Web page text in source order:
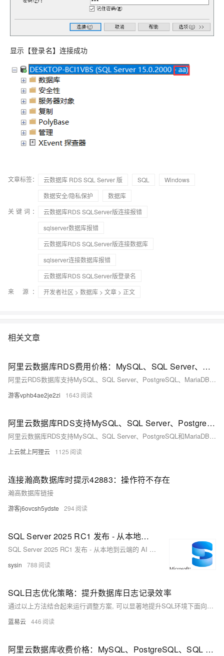
显示【登录名】连接成功
文章标签： 云数据库 RDS SQL Server 版 SQL
Windows
数据安全/隐私保护
数据库
关键词：
云数据库RDS SQLServer版连接报错
sqlserver数据库报错
云数据库RDS SQLServer版连接数据库
sqlserver连接数据库报错
云数据库RDS SQLServer版登录名
来 源：
开发者社区 > 数据库 > 文章 > 正文
相关文章
阿里云数据库RDS费用价格：MySQL、SQL Server、PostgreSQL和MariaDB引擎收费标准
阿里云RDS数据库支持MySQL、SQL Server、PostgreSQL、MariaDB，多种引擎优惠上线！MySQL倚天版88元/年，SQL Server 2核4G仅299元/年，PostgreSQL 227元/年起。高可用、可弹性伸缩，安全稳定。详情见官网活动页。
游客vphb4ae2je2zi 1643
阿里云数据库RDS支持MySQL、SQL Server、PostgreSQL和MariaDB引擎
阿里云数据库RDS支持MySQL、SQL Server、PostgreSQL和MariaDB引擎，提供高性价比、稳定安全的云数据库服务，适用于多种行业与业务场景。
上云就上阿狸云 1125
连接瀚高数据库时提示42883：操作符不存在
瀚高数据库链接
游客j6ovcsh5ydste 294
SQL Server 2025 RC1 发布 - 从本地到云端的 AI 就绪企业数据库
SQL Server 2025 RC1 发布 - 从本地到云端的 AI 就绪企业数据库
sysin 788
SQL日志优化策略：提升数据库日志记录效率
通过以上方法结合起来运行调整方案, 可以显著地提升SQL环境下面向各种搜索引擎服务平台所需要满足标准条件下之数据库登记作业流程综合表现; 同时还能确保系统稳健运行并满越用户体验预期目标.
蓝易云 446
阿里云数据库收费价格：MySQL、PostgreSQL、SQL Server和MariaDB引擎费用整理